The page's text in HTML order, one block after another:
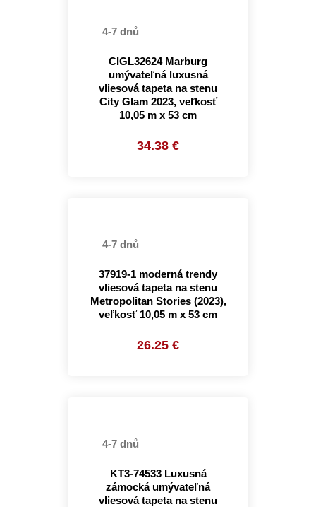
4-7 dnů
CIGL32624 Marburg
umývateľná luxusná
vliesová tapeta na stenu
City Glam 2023, veľkosť
10,05 m x 53 cm
34.38 €
4-7 dnů
37919-1 moderná trendy
vliesová tapeta na stenu
Metropolitan Stories (2023),
veľkosť 10,05 m x 53 cm
26.25 €
4-7 dnů
KT3-74533 Luxusná
zámocká umývateľná
vliesová tapeta na stenu